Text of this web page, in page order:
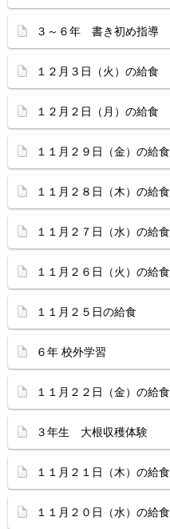
３～６年 書き初め指導
１２月３日（火）の給食
１２月２日（月）の給食
１１月２９日（金）の給食
１１月２８日（木）の給食
１１月２７日（水）の給食
１１月２６日（火）の給食
１１月２５日の給食
６年 校外学習
１１月２２日（金）の給食
３年生 大根収穫体験
１１月２１日（木）の給食
１１月２０日（水）の給食